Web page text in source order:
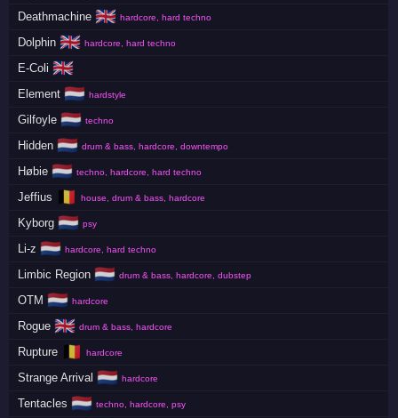
Deathmachine 🇬🇧 hardcore, hard techno
Dolphin 🇬🇧 hardcore, hard techno
E-Coli 🇬🇧
Element 🇳🇱 hardstyle
Gilfoyle 🇳🇱 techno
Hidden 🇳🇱 drum & bass, hardcore, downtempo
Høbie 🇳🇱 techno, hardcore, hard techno
Jeffius 🇧🇪 house, drum & bass, hardcore
Kyborg 🇳🇱 psy
Li-z 🇳🇱 hardcore, hard techno
Limbic Region 🇳🇱 drum & bass, hardcore, dubstep
OTM 🇳🇱 hardcore
Rogue 🇬🇧 drum & bass, hardcore
Rupture 🇧🇪 hardcore
Strange Arrival 🇳🇱 hardcore
Tentacles 🇳🇱 techno, hardcore, psy